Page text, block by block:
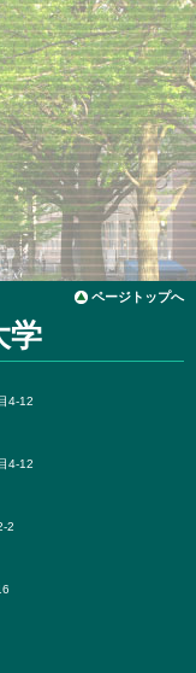
ページトップへ
学
4-12
4-12
2